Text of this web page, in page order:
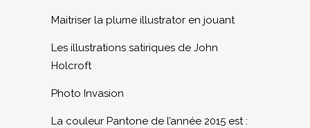
Maitriser la plume illustrator en jouant
Les illustrations satiriques de John
Holcroft
Photo Invasion
La couleur Pantone de l’année 2015 est :